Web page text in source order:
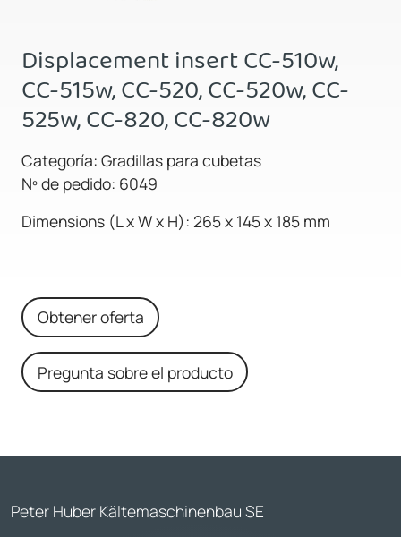
Displacement insert CC-510w,
CC-515w, CC-520, CC-520w, CC-
525w, CC-820, CC-820w
Categoría: Gradillas para cubetas
Nº de pedido: 6049
Dimensions (L x W x H): 265 x 145 x 185 mm
Obtener oferta
Pregunta sobre el producto
Peter Huber Kältemaschinenbau SE